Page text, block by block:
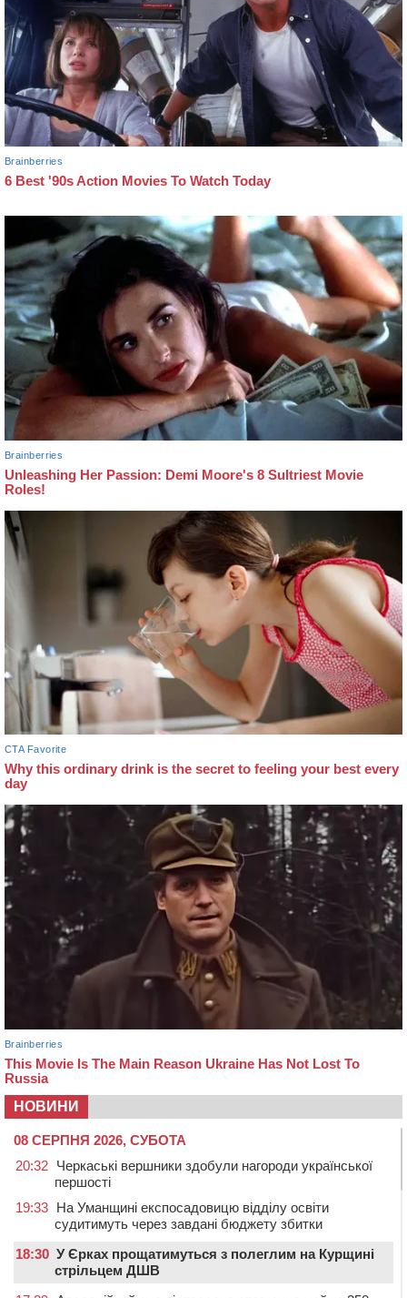
НОВИНИ
08 СЕРПНЯ 2026, СУБОТА
20:32 Черкаські вершники здобули нагороди української
першості
19:33 На Уманщині експосадовицю відділу освіти
судитимуть через завдані бюджету збитки
18:30 У Єрках прощатимуться з полеглим на Курщині
стрільцем ДШВ